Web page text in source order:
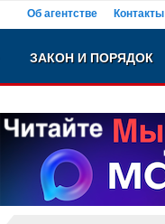
Об агентстве Контакты
ЗАКОН И ПОРЯДОК